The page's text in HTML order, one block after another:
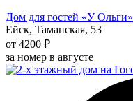
Дом для гостей «У Ольги»
Ейск, Таманская, 53
от 4200 ₽
за номер в августе